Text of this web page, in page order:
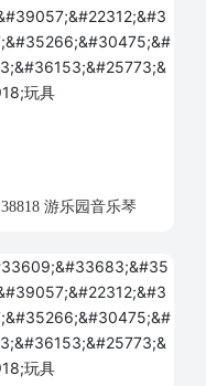
38818 游乐园音乐琴